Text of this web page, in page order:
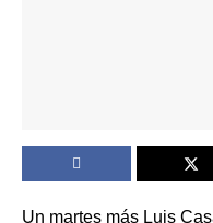
Un martes más Luis